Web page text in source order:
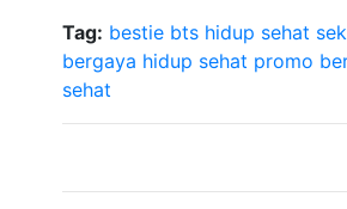
Tag: bestie bts hidup sehat
bergaya hidup sehat promo
sehat